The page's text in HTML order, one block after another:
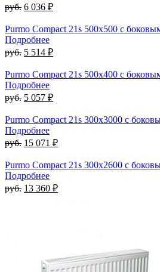
руб. 6 036 ₽
Purmo Compact 21s 500х500 с
Подробнее
руб. 5 514 ₽
Purmo Compact 21s 500х400 с
Подробнее
руб. 5 057 ₽
Purmo Compact 21s 300х3000 с
Подробнее
руб. 15 071 ₽
Purmo Compact 21s 300х2600 с
Подробнее
руб. 13 360 ₽